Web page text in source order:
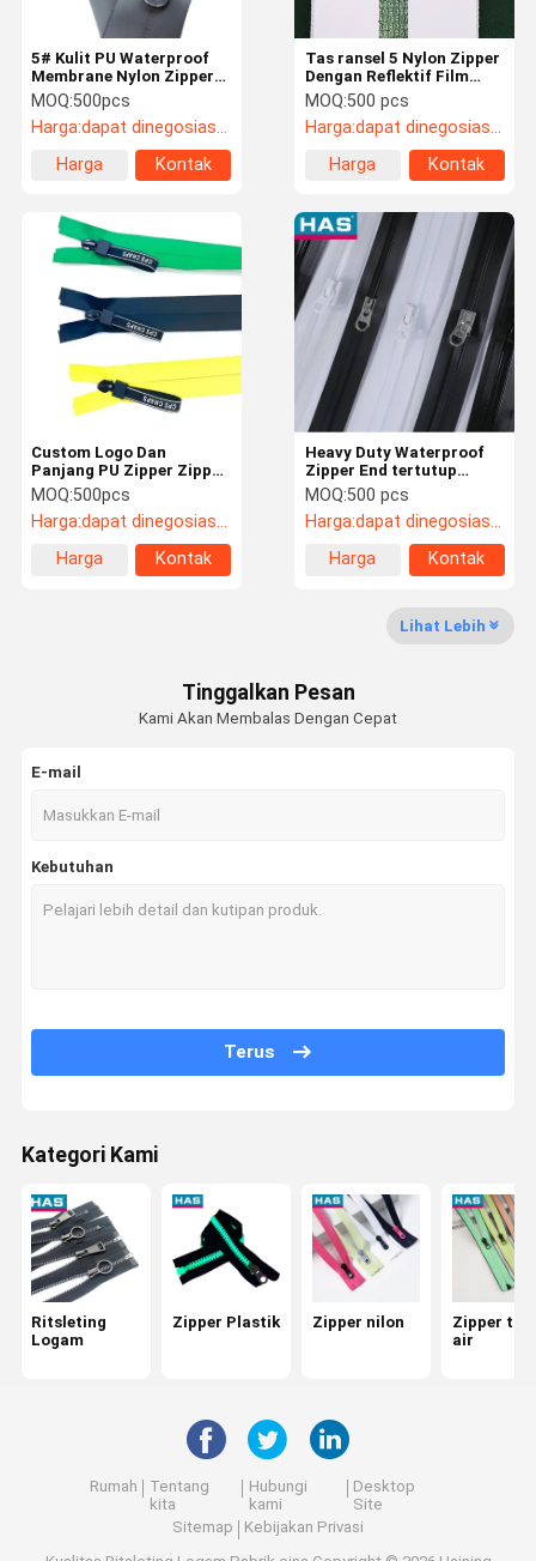
Rumah Tampilan VR Tentang Kita
Wisata
Pabrik
Kontrol
Kualitas
Hubungi
Quote
Request
Zipper Plastik
Zipper tahan air
Ritsleting Berlian
Tombol logam khusus
Gesper yang Dapat Disesuaikan
Tas ransel 5 Nylon Zipper
Dengan Reflektif Film
Waterproof Desain
MOQ:500 pcs
Harga:dapat dinegosiasikan
Harga
Kontak
5# Kulit PU Waterproof
Membrane Nylon Zipper
untuk Jaket Pakaian
MOQ:500pcs
Harga:dapat dinegosiasikan
Harga
Kontak
Heavy Duty Waterproof
Zipper End tertutup
Fleksibel Multipurpose
Weatherproof
MOQ:500 pcs
Harga:dapat dinegosiasikan
Harga
Kontak
Custom Logo Dan
Panjang PU Zipper Zipper
Untuk Open End Zipper
tahan air
MOQ:500pcs
Harga:dapat dinegosiasikan
Harga
Kontak
Lihat Lebih
Tinggalkan Pesan
Kami Akan Membalas Dengan Cepat
E-mail
Kebutuhan
Terus
Kategori Kami
Ritsleting
Logam
Zipper Plastik Zipper nilon
Zipper
air
Rumah
Tentang
kita
Hubungi
kami
Desktop
Site
Sitemap
Kebijakan Privasi